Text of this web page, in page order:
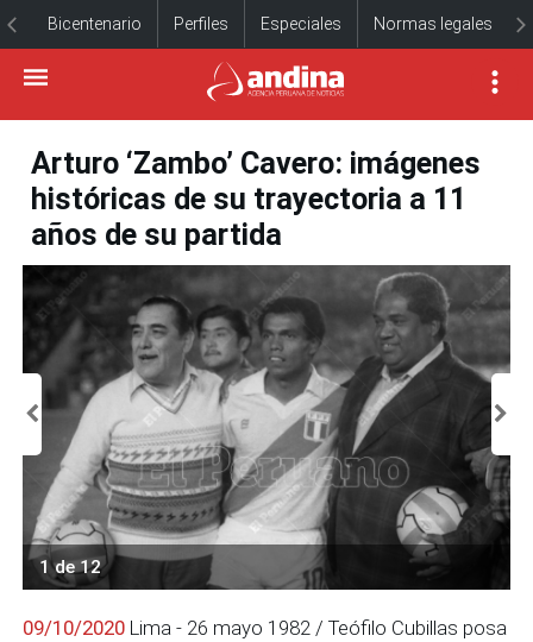
Bicentenario Perfiles Especiales Normas legales
Arturo ‘Zambo’ Cavero: imágenes
históricas de su trayectoria a 11
años de su partida
1 de 12
09/10/2020 Lima - 26 mayo 1982 / Teófilo Cubillas posa